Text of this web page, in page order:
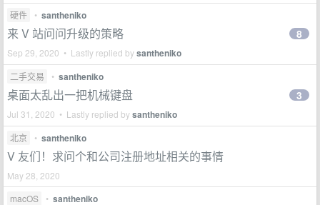
硬件 • santheniko
来 V 站问问升级的策略
Sep 29, 2020 • Lastly replied bysantheniko
8
二手交易 • santheniko
桌面太乱出一把机械键盘
Jul 31, 2020 • Lastly replied bysantheniko
3
北京 • santheniko
V 友们！求问个和公司注册地址相关的事情
May 28, 2020
macOS
• santheniko